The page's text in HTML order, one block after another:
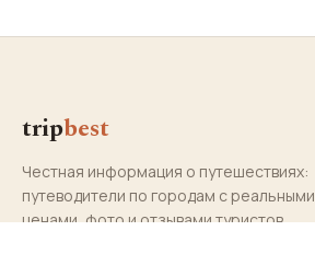
tripbest
Честная информация о путешествиях:
путеводители по городам с реальными
ценами, фото и отзывами туристов.